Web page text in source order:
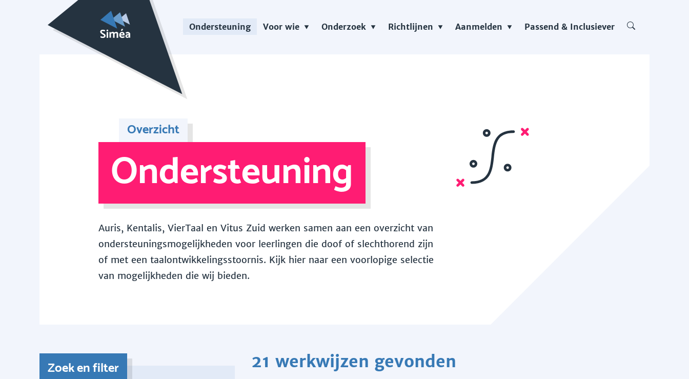
Ondersteuning Voor wie Onderzoek Richtlijnen Aanmelden Passend & Inclusiever
Overzicht
Ondersteuning
Auris, Kentalis, VierTaal en Vitus Zuid werken samen aan een overzicht van
ondersteuningsmogelijkheden voor leerlingen die doof of slechthorend zijn
of met een taalontwikkelingsstoornis. Kijk hier naar een voorlopige selectie
van mogelijkheden die wij bieden.
Zoek en filter 21 werkwijzen gevonden